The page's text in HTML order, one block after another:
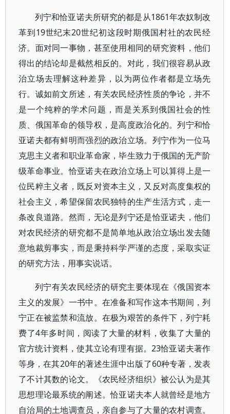
列宁和恰亚诺夫所研究的都是从1861年农奴制改
革到19世纪末20世纪初这段时期俄国村社的农民经
济。面对同一事物，甚至使用相同的研究资料，他们
得出的结论却是截然相反的。对此，我们很容易从政
治立场去理解这种差异，以为两位作者都是立场先
行。诚如前文所述，有关农民经济性质的争论，并不
是一个纯粹的学术问题，而是关系到俄国社会的性
质、俄国革命的领导权，是高度政治化的。列宁和恰
亚诺夫都有鲜明而强烈的政治立场。列宁作为一位马
克思主义者和职业革命家，毕生致力于俄国的无产阶
级革命事业。恰亚诺夫在政治立场上可以算得上是一
位民粹主义者，既反对资本主义，又反对高度集权的
社会主义，希望保留农民独特的生产生活方式，走一
条改良道路。然而，无论是列宁还是恰亚诺夫，他们
对农民经济的研究都不是简单地从政治立场出发去随
意地裁剪事实，而是秉持科学严谨的态度，采取实证
的研究方法，用事实说话。
列宁有关农民经济的研究主要体现在《俄国资本
主义的发展》一书中。在准备和写作这本书期间，列
宁正在被监禁和流放。在极为艰苦的条件下，列宁耗
费了4年多时间，阅读了大量的材料，收集了大量的
官方统计资料，使其立论有理有据。23恰亚诺夫著作
等身，在其20年的著述生涯中出版了60种专著，发表
了不计其数的论文。《农民经济组织》被公认为是其
思想理论最系统的阐述。恰亚诺夫本人就曾经是地方
自治局的土地调查员，亲自参与了大量的农村调查。